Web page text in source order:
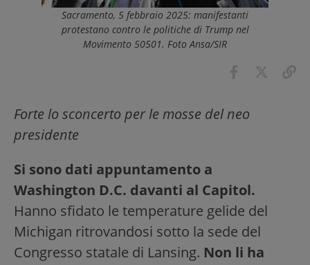
Sacramento, 5 febbraio 2025: manifestanti
protestano contro le politiche di Trump nel
Movimento 50501. Foto Ansa/SIR
Forte lo sconcerto per le mosse del neo
presidente
Si sono dati appuntamento a
Washington D.C. davanti al Capitol.
Hanno sfidato le temperature gelide del
Michigan ritrovandosi sotto la sede del
Congresso statale di Lansing. Non li ha